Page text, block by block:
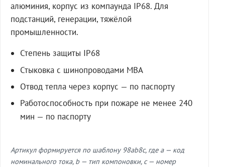
алюминия, корпус из компаунда IP68. Для
подстанций, генерации, тяжёлой
промышленности.
Степень защиты IP68
Стыковка с шинопроводами МВА
Отвод тепла через корпус — по паспорту
Работоспособность при пожаре не менее 240
мин — по паспорту
Артикул формируется по шаблону 98ab8c, где a — код
номинального тока, b — тип компоновки, c — номер